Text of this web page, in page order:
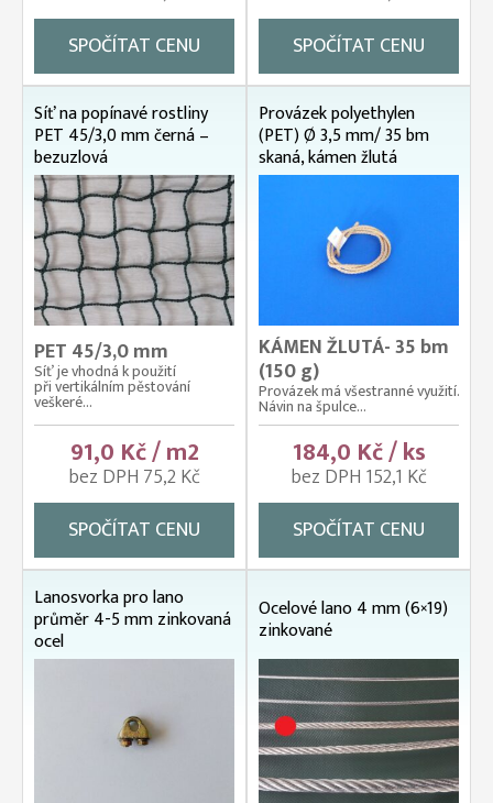
SPOČÍTAT CENU
SPOČÍTAT CENU
Síť na popínavé rostliny
PET 45/3,0 mm černá –
bezuzlová
PET 45/3,0 mm
Síť je vhodná k použití
při vertikálním pěstování
veškeré...
91,0 Kč / m2
bez DPH 75,2 Kč
SPOČÍTAT CENU
Provázek polyethylen
(PET) Ø 3,5 mm/ 35 bm
skaná, kámen žlutá
KÁMEN ŽLUTÁ- 35 bm
(150 g)
Provázek má všestranné využití.
Návin na špulce...
184,0 Kč / ks
bez DPH 152,1 Kč
SPOČÍTAT CENU
Lanosvorka pro lano
průměr 4-5 mm zinkovaná
ocel
Ocelové lano 4 mm (6×19)
zinkované